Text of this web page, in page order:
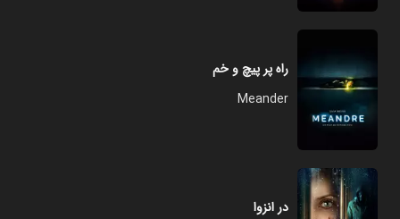
راه پر پیچ و خم
Meander
در انزوا